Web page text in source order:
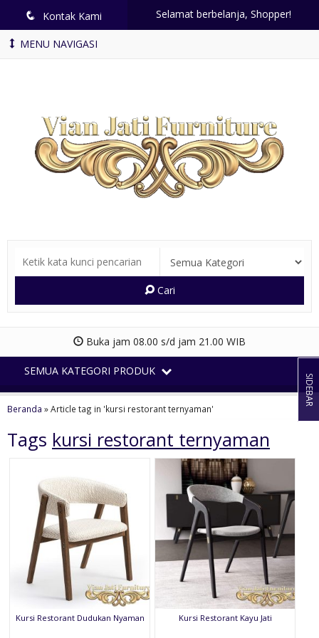
q Kontak Kami Selamat berbelanja, Shopper!
MENU NAVIGASI
Cari
Buka jam 08.00 s/d jam 21.00 WIB
SEMUA KATEGORI PRODUK
Beranda »Article tag in 'kursi restorant ternyaman'
Tags kursi restorant ternyaman
Kursi Restorant Dudukan Nyaman Kursi Restorant Kayu Jati
SIDEBAR